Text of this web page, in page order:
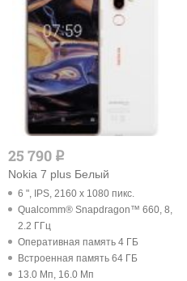
25 790 q
Nokia 7 plus Белый
6 ", IPS, 2160 x 1080 пикс.
Qualcomm® Snapdragon™ 660, 8,
2.2 ГГц
Оперативная память 4 ГБ
Встроенная память 64 ГБ
13.0 Мп, 16.0 Мп